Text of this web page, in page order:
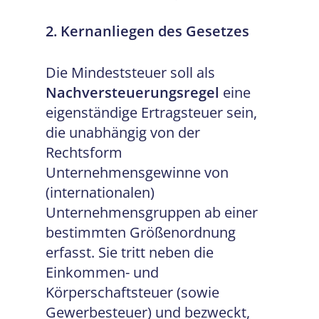
2. Kernanliegen des Gesetzes
Die Mindeststeuer soll als
Nachversteuerungsregel eine
eigenständige Ertragsteuer sein,
die unabhängig von der
Rechtsform
Unternehmensgewinne von
(internationalen)
Unternehmensgruppen ab einer
bestimmten Größenordnung
erfasst. Sie tritt neben die
Einkommen- und
Körperschaftsteuer (sowie
Gewerbesteuer) und bezweckt,